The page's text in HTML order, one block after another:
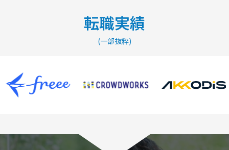
転職実績
(一部抜粋)